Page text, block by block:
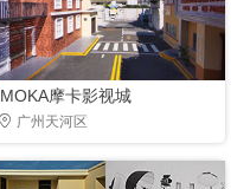
MOKA摩卡影视城
广州天河区